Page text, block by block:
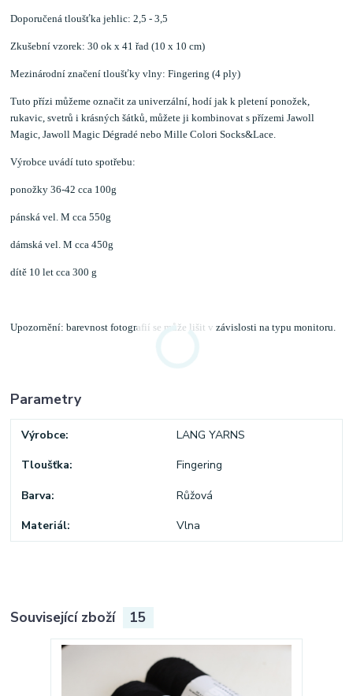
Doporučená tloušťka jehlic: 2,5 - 3,5
Zkušební vzorek: 30 ok x 41 řad (10 x 10 cm)
Mezinárodní značení tloušťky vlny: Fingering (4 ply)
Tuto přízi můžeme označit za univerzální, hodí jak k pletení ponožek,
rukavic, svetrů i krásných šátků, můžete ji kombinovat s přízemi Jawoll
Magic, Jawoll Magic Dégradé nebo Mille Colori Socks&Lace.
Výrobce uvádí tuto spotřebu:
ponožky 36-42 cca 100g
pánská vel. M cca 550g
dámská vel. M cca 450g
dítě 10 let cca 300 g
Upozornění: barevnost fotografií se může lišit v závislosti na typu monitoru.
Parametry
Výrobce LANG YARNS
Tloušťka Fingering
Barva Růžová
Materiál Vlna
Související zboží 15